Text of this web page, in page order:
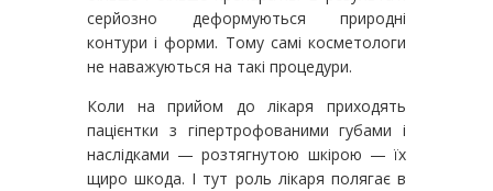
серйозно деформуються природні
контури і форми. Тому самі косметологи
не наважуються на такі процедури.
Коли на прийом до лікаря приходять
пацієнтки з гіпертрофованими губами і
наслідками — розтягнутою шкірою — їх
щиро шкода. І тут роль лікаря полягає в